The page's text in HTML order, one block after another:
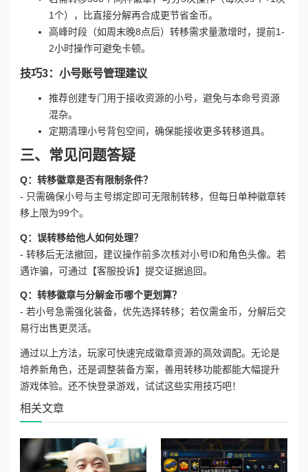
1个），比直接分解再合成更节省金币。
高峰时段（如周末晚8点后）转移需求量激增时，提前1-
2小时操作可避免卡顿。
技巧3：小号账号管理建议
推荐创建专门用于接收资源的小号，避免与本命号资源
混杂。
定期清理小号背包空间，确保能接收更多转移道具。
三、常见问题答疑
Q：转移徽章是否有限制条件？
- 只需确保小号与主号绑定即可无限制转移，但每日单种徽章转
移上限为99个。
Q：误转移给他人如何处理？
- 转移后无法撤回，建议操作前多次核对小号ID和角色头像。若
遇诈骗，可通过【客服投诉】提交证据追回。
Q：转移徽章与分解金币哪个更划算？
- 若小号急需强化装备，优先选择转移；若仅需金币，分解后交
易行出售更灵活。
通过以上方法，玩家可快速完成徽章资源的高效调配。无论是
培养新角色，还是调整装备方案，善用转移功能都能大幅提升
游戏体验。还不快登录游戏，试试这些实用技巧吧！
相关文章